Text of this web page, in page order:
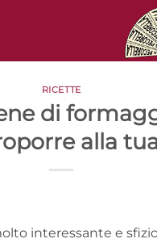
RICETTE
di
alla
interessante e